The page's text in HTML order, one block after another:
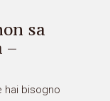
sa
–
hai bisogno